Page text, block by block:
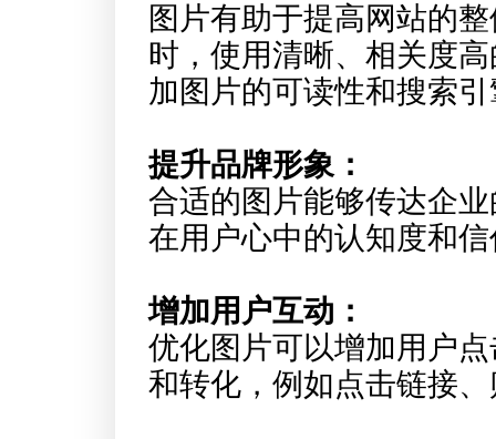
图片有助于提高网站的
时，使用清晰、相关度
加图片的可读性和搜索
提升品牌形象：
合适的图片能够传达企
在用户心中的认知度和
增加用户互动：
优化图片可以增加用户
和转化，例如点击链接